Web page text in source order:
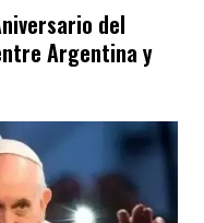
del
Argentina y